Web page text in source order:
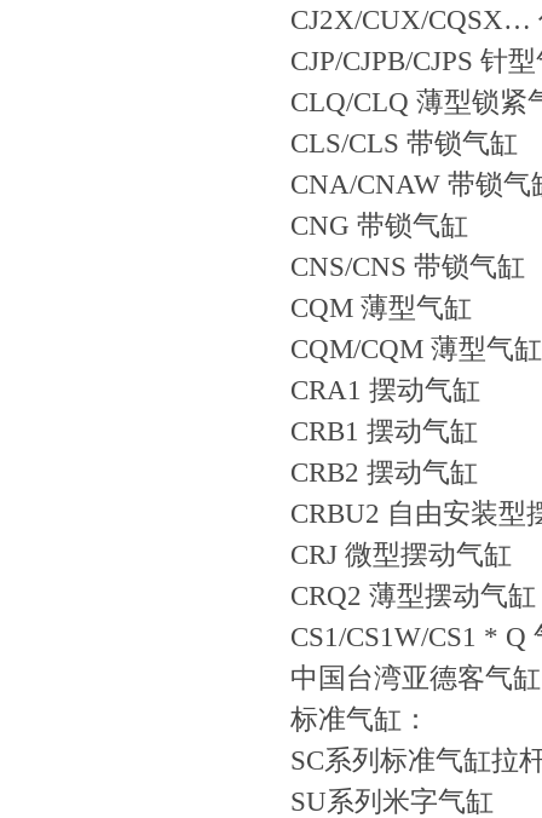
CJ2X/CUX/CQSX…
CJP/CJPB/CJPS 针
CLQ/CLQ 薄型锁紧
CLS/CLS 带锁气缸
CNA/CNAW 带锁气
CNG 带锁气缸
CNS/CNS 带锁气缸
CQM 薄型气缸
CQM/CQM 薄型气缸
CRA1 摆动气缸
CRB1 摆动气缸
CRBU2 自由安装型
CRJ 微型摆动气缸
CRQ2 薄型摆动气缸
CS1/CS1W/CS1 * Q
中国台湾亚德客气缸
标准气缸：
SC系列标准气缸拉
SU系列米字气缸